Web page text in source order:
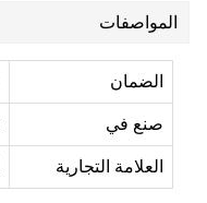
المواصفات
الضمان
صنع في
العلامة التجارية